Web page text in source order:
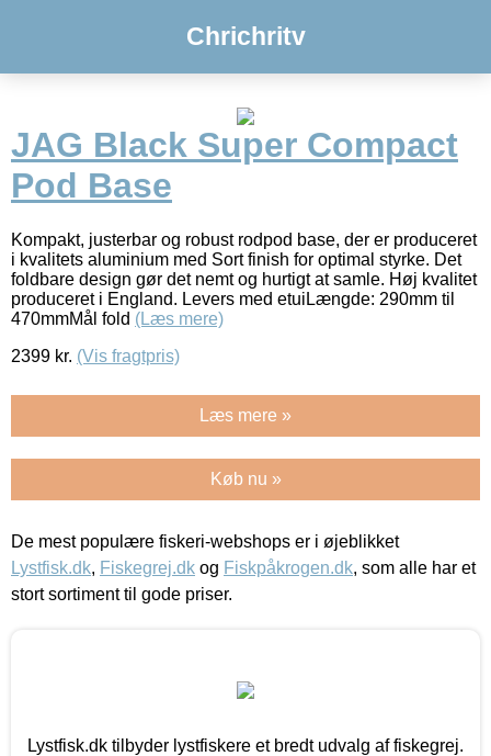
Chrichritv
JAG Black Super Compact
Pod Base
Kompakt, justerbar og robust rodpod base, der er produceret
i kvalitets aluminium med Sort finish for optimal styrke. Det
foldbare design gør det nemt og hurtigt at samle. Høj kvalitet
produceret i England. Levers med etuiLængde: 290mm til
470mmMål fold (Læs mere)
2399 kr. (Vis fragtpris)
Læs mere »
Køb nu »
De mest populære fiskeri-webshops er i øjeblikket
Lystfisk.dk, Fiskegrej.dk og Fiskpåkrogen.dk, som alle har et
stort sortiment til gode priser.
Lystfisk.dk tilbyder lystfiskere et bredt udvalg af fiskegrej.